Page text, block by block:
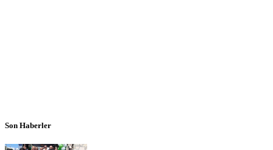
Son Haberler